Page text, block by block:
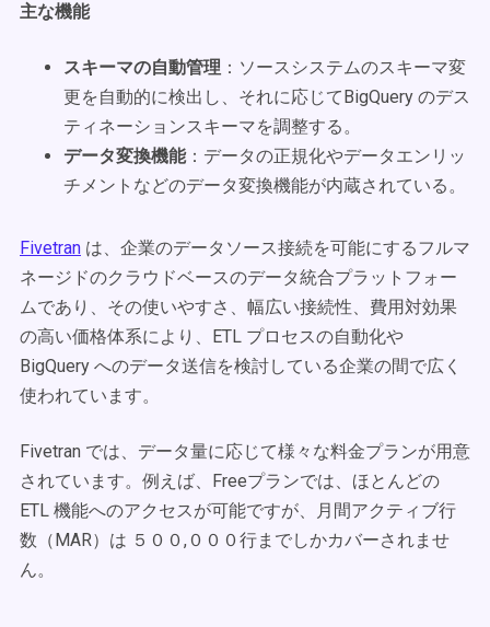
主な機能
スキーマの自動管理 ：ソースシステムのスキーマ変
更を自動的に検出し、それに応じてBigQuery のデス
ティネーションスキーマを調整する。
データ変換機能：データの正規化やデータエンリッ
チメントなどのデータ変換機能が内蔵されている。
Fivetran は、企業のデータソース接続を可能にするフルマ
ネージドのクラウドベースのデータ統合プラットフォー
ムであり、その使いやすさ、幅広い接続性、費用対効果
の高い価格体系により、ETL プロセスの自動化や
BigQuery へのデータ送信を検討している企業の間で広く
使われています。
Fivetran では、データ量に応じて様々な料金プランが用意
されています。例えば、Freeプランでは、ほとんどの
ETL 機能へのアクセスが可能ですが、月間アクティブ行
数（MAR）は ５００,０００行までしかカバーされませ
ん。